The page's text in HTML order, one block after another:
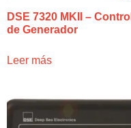
DSE 7320 MKII – Control
de Generador
Leer más